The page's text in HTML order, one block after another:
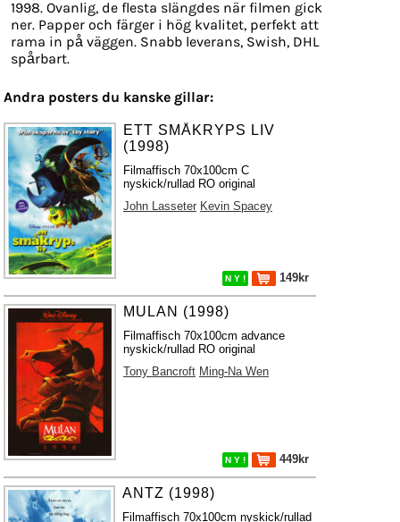
1998. Ovanlig, de flesta slängdes när filmen gick
ner. Papper och färger i hög kvalitet, perfekt att
rama in på väggen. Snabb leverans, Swish, DHL
spårbart.
Andra posters du kanske gillar:
ETT SMÅKRYPS LIV
(1998)
Filmaffisch 70x100cm C
nyskick/rullad RO original
John Lasseter Kevin Spacey
N Y ! 149kr
MULAN (1998)
Filmaffisch 70x100cm advance
nyskick/rullad RO original
Tony Bancroft Ming-Na Wen
N Y ! 449kr
ANTZ (1998)
Filmaffisch 70x100cm nyskick/rullad